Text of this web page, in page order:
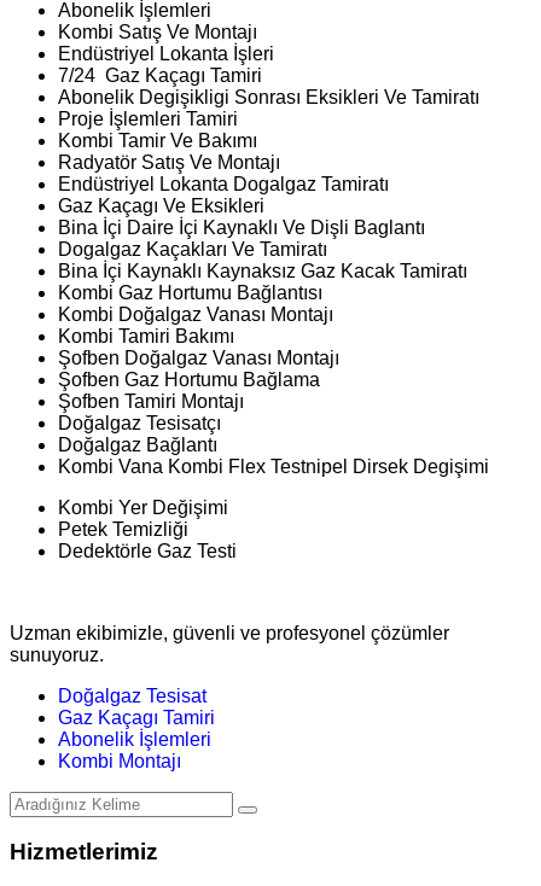
Abonelik İşlemleri
Kombi Satış Ve Montajı
Endüstriyel Lokanta İşleri
7/24 Gaz Kaçagı Tamiri
Abonelik Degişikligi Sonrası Eksikleri Ve Tamiratı
Proje İşlemleri Tamiri
Kombi Tamir Ve Bakımı
Radyatör Satış Ve Montajı
Endüstriyel Lokanta Dogalgaz Tamiratı
Gaz Kaçagı Ve Eksikleri
Bina İçi Daire İçi Kaynaklı Ve Dişli Baglantı
Dogalgaz Kaçakları Ve Tamiratı
Bina İçi Kaynaklı Kaynaksız Gaz Kacak Tamiratı
Kombi Gaz Hortumu Bağlantısı
Kombi Doğalgaz Vanası Montajı
Kombi Tamiri Bakımı
Şofben Doğalgaz Vanası Montajı
Şofben Gaz Hortumu Bağlama
Şofben Tamiri Montajı
Doğalgaz Tesisatçı
Doğalgaz Bağlantı
Kombi Vana Kombi Flex Testnipel Dirsek Degişimi
Kombi Yer Değişimi
Petek Temizliği
Dedektörle Gaz Testi
Uzman ekibimizle, güvenli ve profesyonel çözümler
sunuyoruz.
Doğalgaz Tesisat
Gaz Kaçagı Tamiri
Abonelik İşlemleri
Kombi Montajı
Hizmetlerimiz